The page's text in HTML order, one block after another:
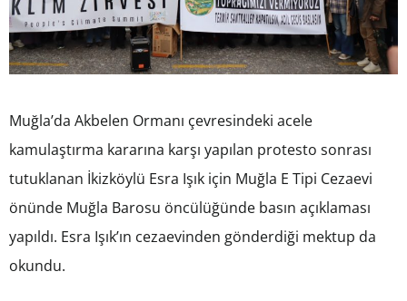
Muğla’da Akbelen Ormanı çevresindeki acele
kamulaştırma kararına karşı yapılan protesto sonrası
tutuklanan İkizköylü Esra Işık için Muğla E Tipi Cezaevi
önünde Muğla Barosu öncülüğünde basın açıklaması
yapıldı. Esra Işık’ın cezaevinden gönderdiği mektup da
okundu.